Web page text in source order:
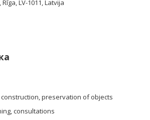
LV-1011, Latvija
preservation of objects
consultations